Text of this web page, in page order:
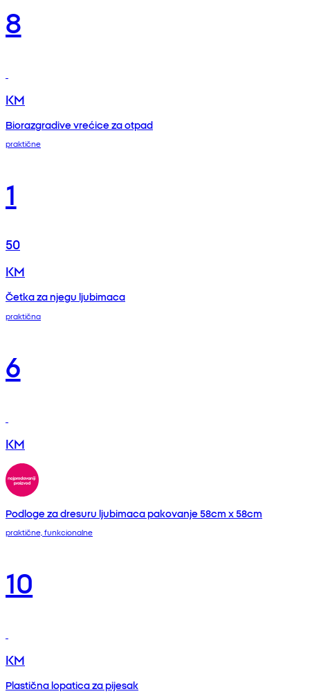
8
KM
Biorazgradive vrećice za otpad
praktične
1
50
KM
Četka za njegu ljubimaca
praktična
6
KM
Podloge za dresuru ljubimaca pakovanje 58cm x 58cm
praktične, funkcionalne
10
KM
Plastična lopatica za pijesak